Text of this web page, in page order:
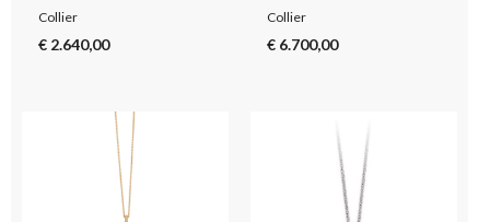
Collier
€ 2.640,00
Collier
€ 6.700,00